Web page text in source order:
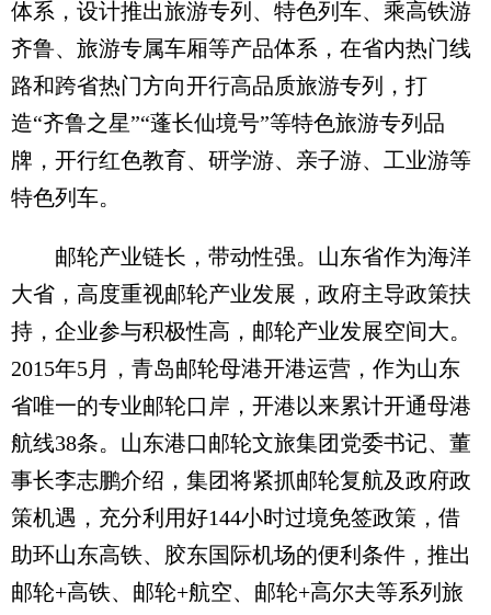
体系，设计推出旅游专列、特色列车、乘高铁游
齐鲁、旅游专属车厢等产品体系，在省内热门线
路和跨省热门方向开行高品质旅游专列，打
造“齐鲁之星”“蓬长仙境号”等特色旅游专列品
牌，开行红色教育、研学游、亲子游、工业游等
特色列车。
邮轮产业链长，带动性强。山东省作为海洋
大省，高度重视邮轮产业发展，政府主导政策扶
持，企业参与积极性高，邮轮产业发展空间大。
2015年5月，青岛邮轮母港开港运营，作为山东
省唯一的专业邮轮口岸，开港以来累计开通母港
航线38条。山东港口邮轮文旅集团党委书记、董
事长李志鹏介绍，集团将紧抓邮轮复航及政府政
策机遇，充分利用好144小时过境免签政策，借
助环山东高铁、胶东国际机场的便利条件，推出
邮轮+高铁、邮轮+航空、邮轮+高尔夫等系列旅